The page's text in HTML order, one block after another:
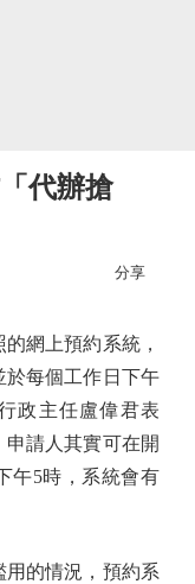
代辦搶
分享
網上預約系統，
於每個工作日下午
政主任盧偉君表
請人其實可在開
午5時，系統會有
的情況，預約系